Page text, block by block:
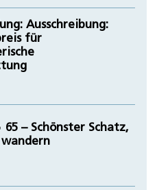
Ausschreibung:
für
65 – Schönster Schatz,